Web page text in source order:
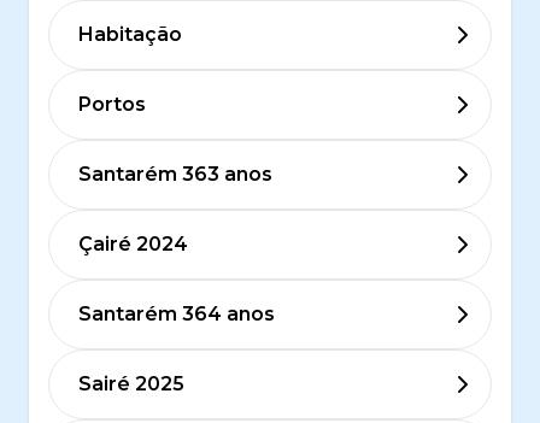
Habitação
Portos
Santarém 363 anos
Çairé 2024
Santarém 364 anos
Sairé 2025